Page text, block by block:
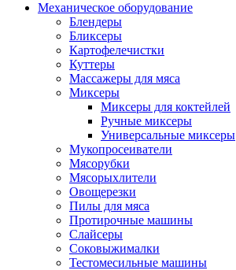
Механическое оборудование
Блендеры
Бликсеры
Картофелечистки
Куттеры
Массажеры для мяса
Миксеры
Миксеры для коктейлей
Ручные миксеры
Универсальные миксеры
Мукопросеиватели
Мясорубки
Мясорыхлители
Овощерезки
Пилы для мяса
Протирочные машины
Слайсеры
Соковыжималки
Тестомесильные машины